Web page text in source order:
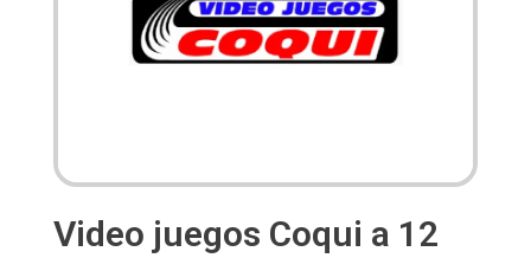
Video juegos Coqui a 12